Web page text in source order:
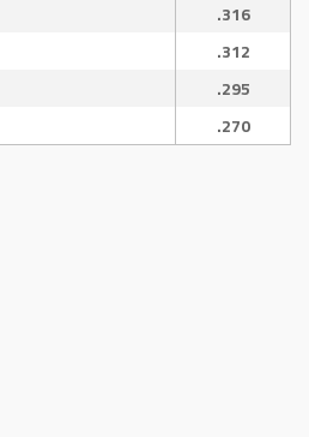
.316
.312
.295
.270